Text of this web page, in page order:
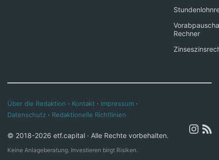
Rechner
Über die Redaktion · Kontakt · Impressum ·
Datenschutz · Redaktionelle Richtlinien
© 2018-2026 etf.capital · Alle Rechte vorbehalten.
Keine Anlageberatung. Investieren birgt Risiken.